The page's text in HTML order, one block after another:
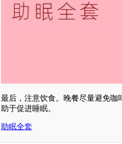
最后，注意饮食。晚餐尽量避免
助于促进睡眠。
助眠全套